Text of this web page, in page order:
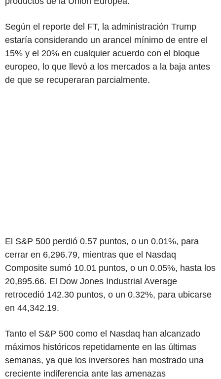
Según el reporte del FT, la administración Trump
estaría considerando un arancel mínimo de entre el
15% y el 20% en cualquier acuerdo con el bloque
europeo, lo que llevó a los mercados a la baja antes
de que se recuperaran parcialmente.
El S&P 500 perdió 0.57 puntos, o un 0.01%, para
cerrar en 6,296.79, mientras que el Nasdaq
Composite sumó 10.01 puntos, o un 0.05%, hasta los
20,895.66. El Dow Jones Industrial Average
retrocedió 142.30 puntos, o un 0.32%, para ubicarse
en 44,342.19.
Tanto el S&P 500 como el Nasdaq han alcanzado
máximos históricos repetidamente en las últimas
semanas, ya que los inversores han mostrado una
creciente indiferencia ante las amenazas